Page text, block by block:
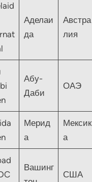
Аделаи
да
Австра
лия
Абу-
Даби
ОАЭ
Мерид
а
Мексик
а
Вашинг
США